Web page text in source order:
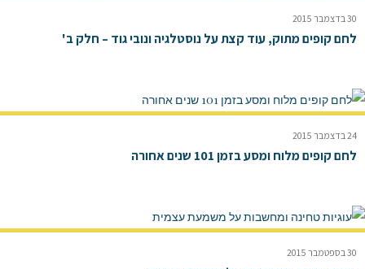
30 בדצמבר 2015
לחם קופים מתוק, עוד קצת על נוסטלגיה ונובי גוד – חלק ב'
24 בדצמבר 2015
לחם קופים מלוח ומסע בזמן 101 שנים אחורה
30 בספטמבר 2015